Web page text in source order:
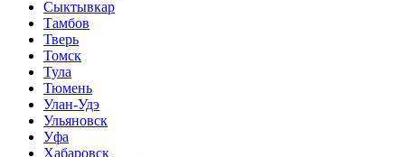
Сыктывкар
Тамбов
Тверь
Томск
Тула
Тюмень
Улан-Удэ
Ульяновск
Уфа
Хабаровск